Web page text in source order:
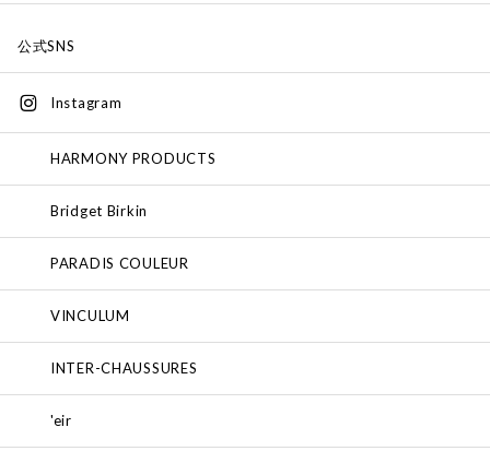
公式SNS
Instagram
HARMONY PRODUCTS
Bridget Birkin
PARADIS COULEUR
VINCULUM
INTER-CHAUSSURES
'eir